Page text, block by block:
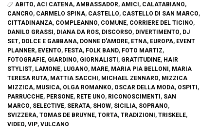
ABITO, ACI CATENA, AMBASSADOR, AMICI, CALATABIANO,
CANCRO, CARMELO SPINA, CASTELLO, CASTELLO DI SAN MARCO,
CITTADINANZA, COMPLEANNO, COMUNE, CORRIERE DEL TICINO,
DANILO GRASSI , DIANA DA ROS, DISCORSO, DIVERTIMENTO, DJ
SET, DOLCE E GABBANA, DONNE D'AMORE, ETNA, EUROPA, EVENT
PLANNER, EVENTO, FESTA, FOLK BAND, FOTO MARTIZ,
FOTOGRAFIE, GIARDINO, GIORNALISTI , GRATITUDINE, HAIR
STYLIST, LAMONE, LUGANO, MARE, MARIA PIA BELLONI , MARIA
TERESA RUTA, MATTIA SACCHI , MICHAEL ZENNARO, MIZZICA
MIZZICA, MUSICA, OLGA ROMANKO, OSCAR DELLA MODA, OSPITI ,
PARRUCCHE, PERSONE, RETE UNO, RICONOSCIMENTI , SAN
MARCO, SELECTIVE, SERATA, SHOW, SICILIA, SOPRANO,
SVIZZERA, TOMAS DE BRUYNE, TORTA, TRADIZIONI , TRISKELE,
VIDEO, VIP, VULCANO